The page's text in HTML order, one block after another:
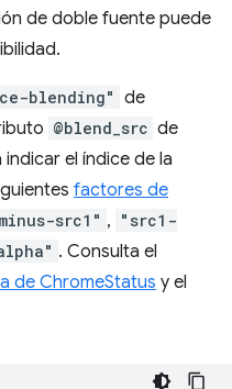
de doble fuente puede
blending" de
@blend_src de
indicar el índice de la
factores de
src1" , "src1-
. Consulta el
de ChromeStatus y el